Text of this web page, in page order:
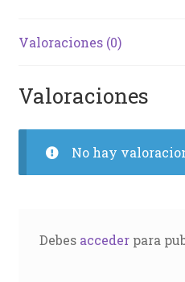
Valoraciones (0)
Valoraciones
No hay
Debes accederpara